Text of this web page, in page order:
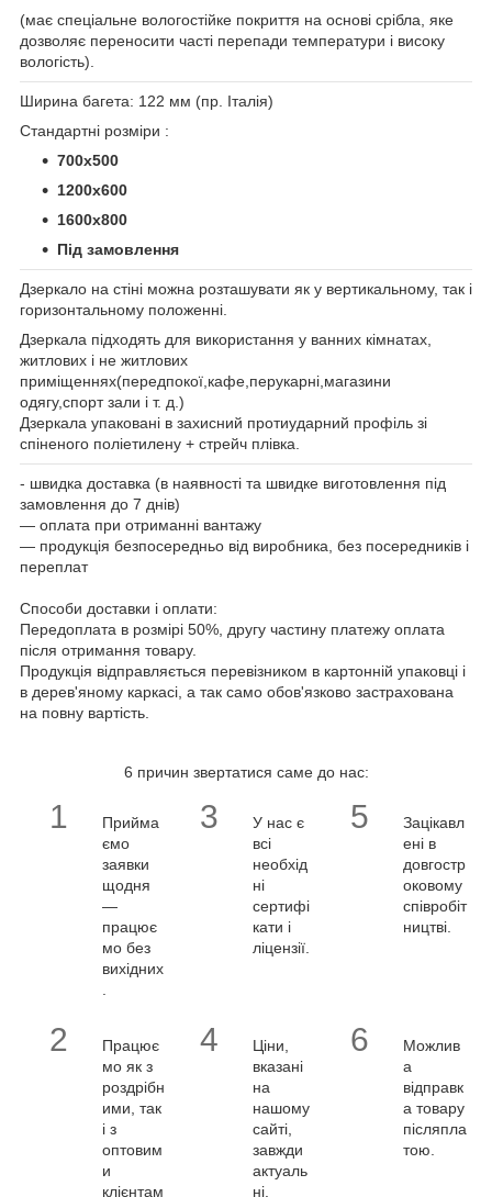
(має спеціальне вологостійке покриття на основі срібла, яке
дозволяє переносити часті перепади температури і високу
вологість).
Ширина багета: 122 мм (пр. Італія)
Стандартні розміри :
700х500
1200х600
1600х800
Під замовлення
Дзеркало на стіні можна розташувати як у вертикальному, так і
горизонтальному положенні.
Дзеркала підходять для використання у ванних кімнатах,
житлових і не житлових
приміщеннях(передпокої,кафе,перукарні,магазини
одягу,спорт зали і т. д.)
Дзеркала упаковані в захисний протиударний профіль зі
спіненого поліетилену + стрейч плівка.
- швидка доставка (в наявності та швидке виготовлення під
замовлення до 7 днів)
― оплата при отриманні вантажу
― продукція безпосередньо від виробника, без посередників і
переплат
Способи доставки і оплати:
Передоплата в розмірі 50%, другу частину платежу оплата
після отримання товару.
Продукція відправляється перевізником в картонній упаковці і
в дерев'яному каркасі, а так само обов'язково застрахована
на повну вартість.
6 причин звертатися саме до нас:
1
Прийма
ємо
заявки
щодня
—
працює
мо без
вихідних
3
У нас є
всі
необхід
ні
сертифі
кати і
ліцензії.
5
Зацікавл
ені в
довгостр
оковому
співробіт
ництві.
2
Працює
мо як з
роздрібн
ими, так
і з
оптовим
и
клієнтам
4
Ціни,
вказані
на
нашому
сайті,
завжди
актуаль
ні.
6
Можлив
а
відправк
а товару
післяпла
тою.